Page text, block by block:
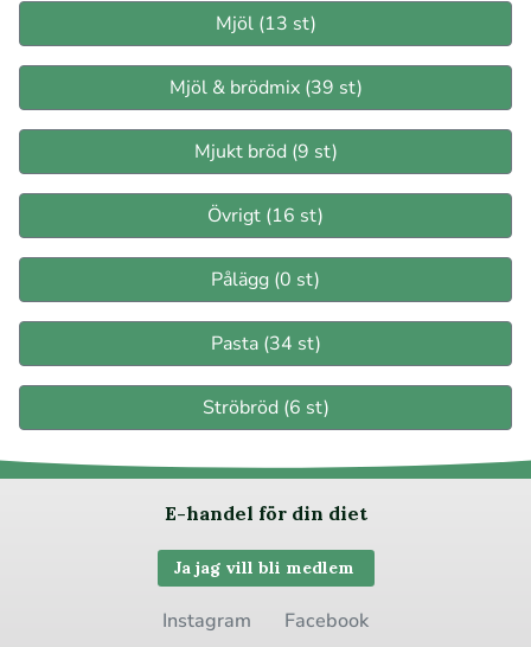
Mjöl (13 st)
Mjöl & brödmix (39 st)
Mjukt bröd (9 st)
Övrigt (16 st)
Pålägg (0 st)
Pasta (34 st)
Ströbröd (6 st)
E-handel för din diet
Ja jag vill bli medlem
Instagram Facebook